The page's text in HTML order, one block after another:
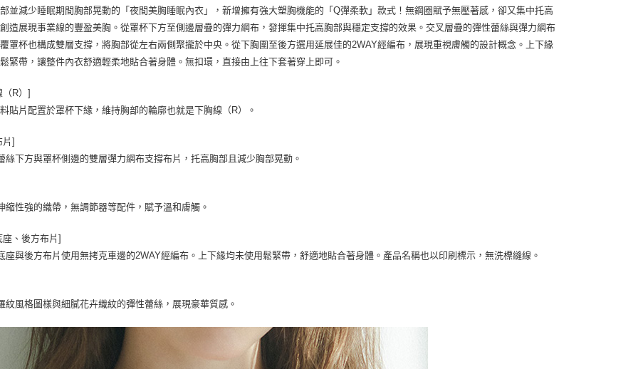
並減少睡眠期間胸部晃動的「夜間美胸睡眠內衣」，新增擁有強大塑胸機能的「Q彈柔軟」款式！無鋼圈賦予無壓著感，卻又集中托高
造展現事業線的豐盈美胸。從罩杯下方至側邊層疊的彈力網布，發揮集中托高胸部與穩定支撐的效果。交叉層疊的彈性蕾絲與彈力網布
罩杯也構成雙層支撐，將胸部從左右兩側聚攏於中央。從下胸圍至後方選用延展佳的2WAY經編布，展現重視膚觸的設計概念。上下緣
緊帶，讓整件內衣舒適輕柔地貼合著身體。無扣環，直接由上往下套著穿上即可。
（R）]
貼片配置於罩杯下緣，維持胸部的輪廓也就是下胸線（R）。
片]
絲下方與罩杯側邊的雙層彈力網布支撐布片，托高胸部且減少胸部晃動。
縮性強的織帶，無調節器等配件，賦予溫和膚觸。
座、後方布片]
座與後方布片使用無拷克車邊的2WAY經編布。上下緣均未使用鬆緊帶，舒適地貼合著身體。產品名稱也以印刷標示，無洗標縫線。
紋風格圖樣與細膩花卉織紋的彈性蕾絲，展現豪華質感。